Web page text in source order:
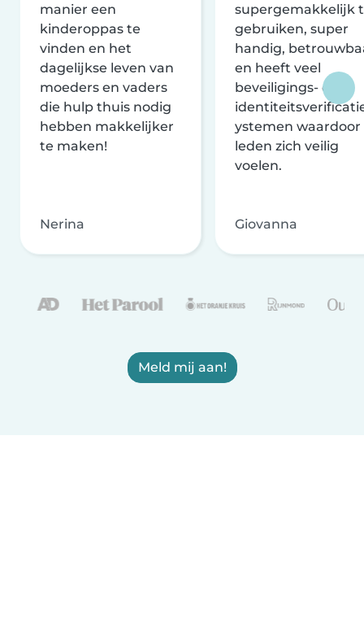
manier een
kinderoppas te
vinden en het
dagelijkse leven van
moeders en vaders
die hulp thuis nodig
hebben makkelijker
te maken!
Nerina
supergemakkelijk
gebruiken, super
handig,
en heeft veel
beveiligings- en
ystemen waardoor
leden zich veilig
voelen.
Giovanna
Meld mij aan!